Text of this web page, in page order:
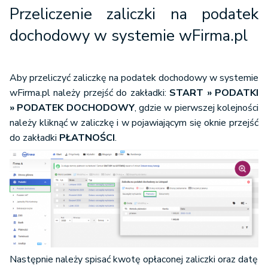
Przeliczenie zaliczki na podatek
dochodowy w systemie wFirma.pl
Aby przeliczyć zaliczkę na podatek dochodowy w systemie
wFirma.pl należy przejść do zakładki:START » PODATKI
» PODATEK DOCHODOWY, gdzie w pierwszej kolejności
należy kliknąć w zaliczkę i w pojawiającym się oknie przejść
do zakładkiPŁATNOŚCI .